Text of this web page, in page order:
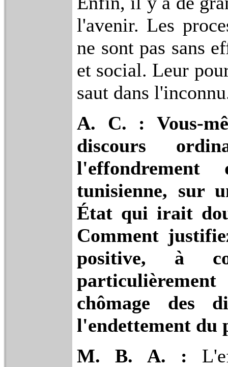
l'avenir. Les
ne sont pas sans
et social. Leur
saut dans
A. C. : Vous-
discours
l'effondrement
tunisienne, sur
État qui irait
Comment
positive, à
chômage des
l'endettement du
M. B. A. :